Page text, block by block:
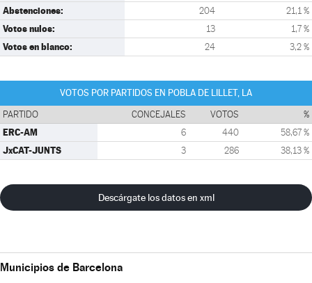
Abstenciones: 204 21,1 %
Votos nulos: 13 1,7 %
Votos en blanco: 24 3,2 %
VOTOS POR PARTIDOS EN POBLA DE LILLET, LA
PARTIDO CONCEJALES VOTOS %
ERC-AM 6 440 58,67 %
JxCAT-JUNTS 3 286 38,13 %
Descárgate los datos en xml
Municipios de Barcelona